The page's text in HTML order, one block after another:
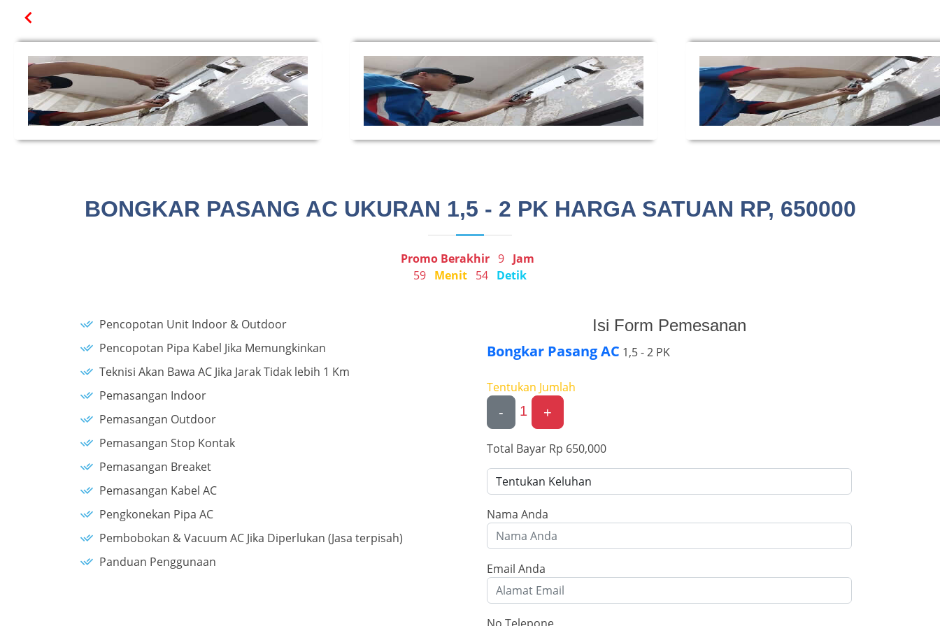
BONGKAR PASANG AC UKURAN 1,5 - 2 PK HARGA SATUAN RP, 650000
Promo Berakhir 9 Jam
59 Menit 54 Detik
Pencopotan Unit Indoor & Outdoor
Pencopotan Pipa Kabel Jika Memungkinkan
Teknisi Akan Bawa AC Jika Jarak Tidak lebih 1 Km
Pemasangan Indoor
Pemasangan Outdoor
Pemasangan Stop Kontak
Pemasangan Breaket
Pemasangan Kabel AC
Pengkonekan Pipa AC
Pembobokan & Vacuum AC Jika Diperlukan (Jasa terpisah)
Panduan Penggunaan
Isi Form Pemesanan
Bongkar Pasang AC 1,5 - 2 PK
Tentukan Jumlah
-
1 +
Total Bayar Rp 650,000
Nama Anda
Email Anda